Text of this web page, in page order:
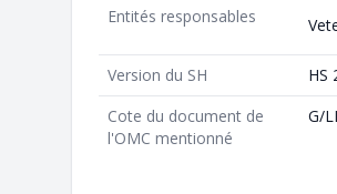
Entités responsables
Version du SH
HS
Cote du document de
l'OMC mentionné
G/